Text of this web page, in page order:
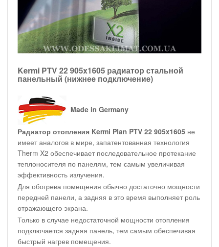
Kermi PTV 22 905x1605 радиатор стальной
панельный (нижнее подключение)
Made in Germany
Радиатор отопления Kermi Plan PTV 22 905x1605 не
имеет аналогов в мире, запатентованная технология
Therm X2 обеспечивает последовательное протекание
теплоносителя по панелям, тем самым увеличивая
эффективность излучения.
Для обогрева помещения обычно достаточно мощности
передней панели, а задняя в это время выполняет роль
отражающего экрана.
Только в случае недостаточной мощности отопления
подключается задняя панель, тем самым обеспечивая
быстрый нагрев помещения.